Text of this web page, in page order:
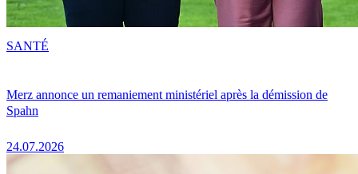
Merz annonce un remaniement ministériel après la démission de
Spahn
24.07.2026
SANTÉ